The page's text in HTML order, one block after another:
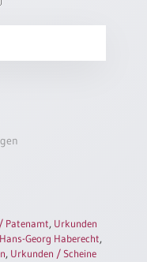
Patenamt, Urkunden
Hans-Georg Haberecht,
, Urkunden / Scheine